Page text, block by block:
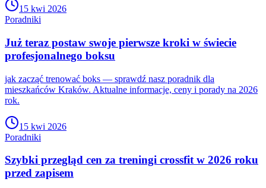
15 kwi 2026
Poradniki
Już teraz postaw swoje pierwsze kroki w świecie
profesjonalnego boksu
jak zacząć trenować boks — sprawdź nasz poradnik dla
mieszkańców Kraków. Aktualne informacje, ceny i porady na 2026
rok.
15 kwi 2026
Poradniki
Szybki przegląd cen za treningi crossfit w 2026 roku
przed zapisem